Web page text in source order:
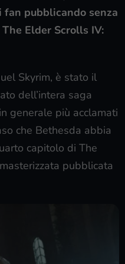
fan pubblicando senza
Elder Scrolls IV:
Skyrim, è stato il
dell’intera saga
generale più acclamati
che Bethesda abbia
capitolo di The
pubblicata